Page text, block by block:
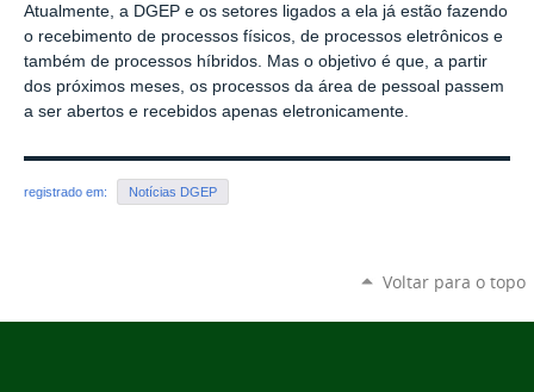
Atualmente, a DGEP e os setores ligados a ela já estão fazendo
o recebimento de processos físicos, de processos eletrônicos e
também de processos híbridos. Mas o objetivo é que, a partir
dos próximos meses, os processos da área de pessoal passem
a ser abertos e recebidos apenas eletronicamente.
registrado em: Notícias DGEP
Voltar para o topo